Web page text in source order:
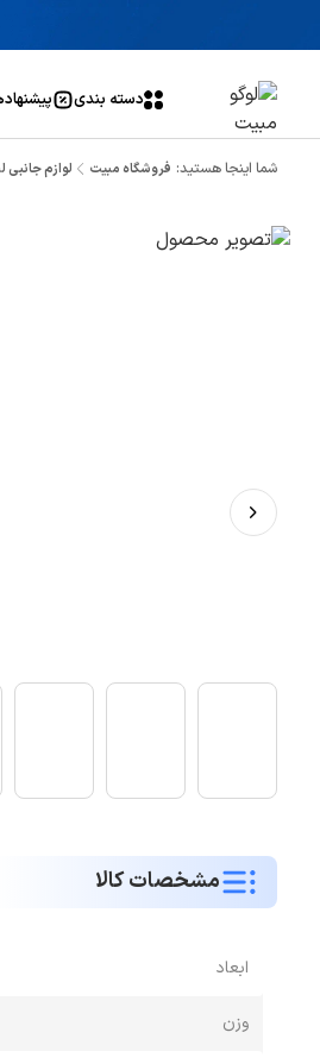
دسته بندی
شما اینجا هستید: فروشگاه مبیت لوازم جانبی
مشخصات کالا
ابعاد
وزن